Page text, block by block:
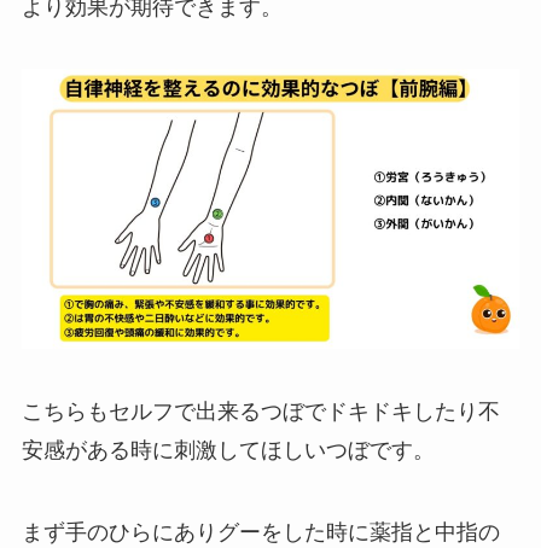
より効果が期待できます。
こちらもセルフで出来るつぼでドキドキしたり不
安感がある時に刺激してほしいつぼです。
まず手のひらにありグーをした時に薬指と中指の